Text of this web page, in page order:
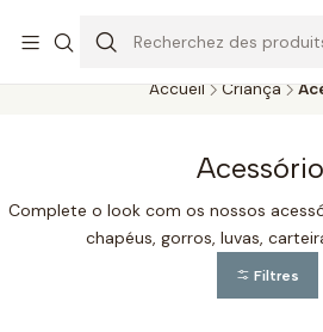
A 5 DIAS
Accueil Criança
Complete o look com os nossos
chapéus, gorros, luvas,
Filtres